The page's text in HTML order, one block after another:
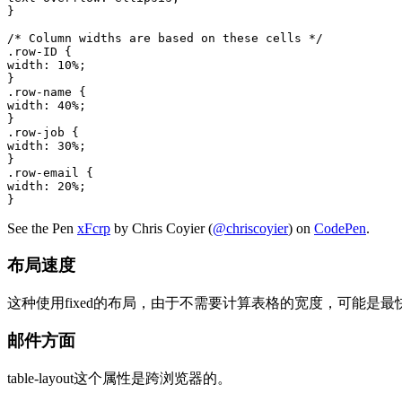
}
/* Column widths are based on these cells */
.row-ID {
width: 10%;
}
.row-name {
width: 40%;
}
.row-job {
width: 30%;
}
.row-email {
width: 20%;
}
See the Pen xFcrp by Chris Coyier (@chriscoyier) on CodePen.
布局速度
这种使用fixed的布局，由于不需要计算表格的宽度，可能是最
邮件方面
table-layout这个属性是跨浏览器的。